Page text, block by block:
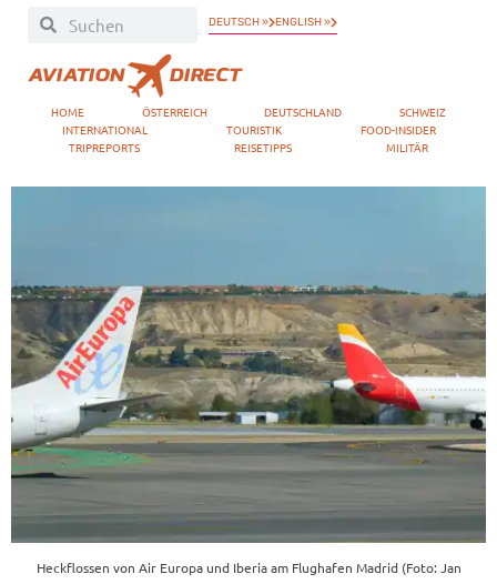
DEUTSCH » ENGLISH »
HOME ÖSTERREICH DEUTSCHLAND
SCHWEIZ
INTERNATIONAL
TOURISTIK
FOOD-INSIDER
TRIPREPORTS
REISETIPPS MILITÄR
Heckflossen von Air Europa und Iberia am Flughafen Madrid (Foto: Jan